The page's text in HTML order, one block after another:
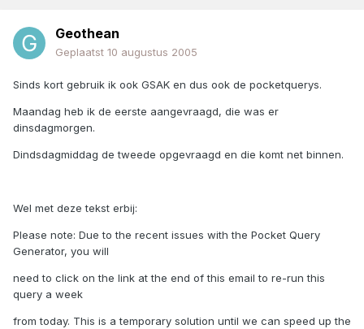
Geothean
Geplaatst 10 augustus 2005
Sinds kort gebruik ik ook GSAK en dus ook de pocketquerys.
Maandag heb ik de eerste aangevraagd, die was er
dinsdagmorgen.
Dindsdagmiddag de tweede opgevraagd en die komt net binnen.
Wel met deze tekst erbij:
Please note: Due to the recent issues with the Pocket Query
Generator, you will
need to click on the link at the end of this email to re-run this
query a week
from today. This is a temporary solution until we can speed up the